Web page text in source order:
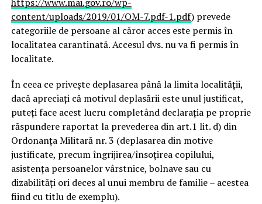
content/uploads/2019/01/OM-7.pdf-1.pdf) prevede
categoriile de persoane al căror acces este permis în
localitatea carantinată. Accesul dvs. nu va fi permis în
localitate.
În ceea ce privește deplasarea până la limita localității,
dacă apreciați că motivul deplasării este unul justificat,
puteți face acest lucru completând declarația pe proprie
răspundere raportat la prevederea din art.1 lit. d) din
Ordonanța Militară nr. 3 (deplasarea din motive
justificate, precum îngrijirea/însoțirea copilului,
asistența persoanelor vârstnice, bolnave sau cu
dizabilități ori deces al unui membru de familie – acestea
fiind cu titlu de exemplu).